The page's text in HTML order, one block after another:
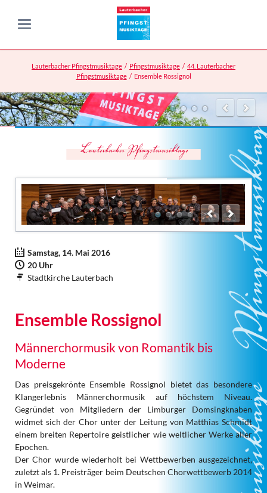
Lauterbacher Pfingstmusiktage Pfingstmusiktage
44. Lauterbacher
Pfingstmusiktage
Ensemble Rossignol
Samstag, 14. Mai 2016
20 Uhr
Stadtkirche Lauterbach
Ensemble Rossignol
Männerchormusik von Romantik bis
Moderne
Das preisgekrönte Ensemble Rossignol bietet das besondere
Klangerlebnis Männerchormusik auf höchstem Niveau.
Gegründet von Mitgliedern der Limburger Domsingknaben
widmet sich der Chor unter der Leitung von Matthias Schmidt
einem breiten Repertoire geistlicher wie weltlicher Werke aller
Epochen.
Der Chor wurde wiederholt bei Wettbewerben ausgezeichnet,
zuletzt als 1. Preisträger beim Deutschen Chorwettbewerb 2014
in Weimar.